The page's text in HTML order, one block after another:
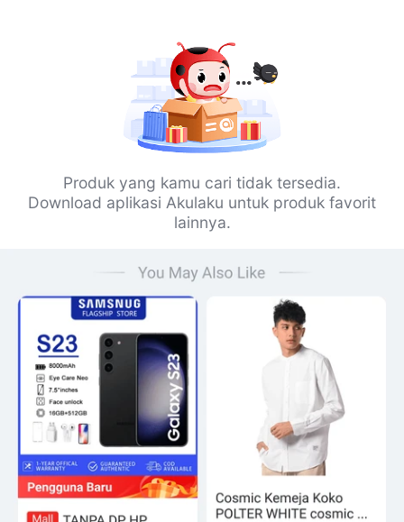
Produk yang kamu cari tidak tersedia.
Download aplikasi Akulaku untuk produk favorit
lainnya.